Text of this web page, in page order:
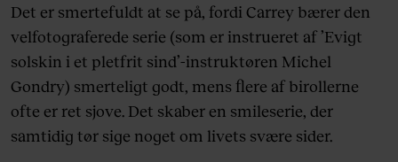
Det er smertefuldt at se på, fordi Carrey bærer den
velfotograferede serie (som er instrueret af ’Evigt
solskin i et pletfrit sind’-instruktøren Michel
Gondry) smerteligt godt, mens flere af birollerne
ofte er ret sjove. Det skaber en smileserie, der
samtidig tør sige noget om livets svære sider.